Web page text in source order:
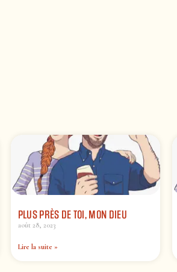
PLUS PRÈS DE TOI, MON DIEU
août 28, 2023
Lire la suite »